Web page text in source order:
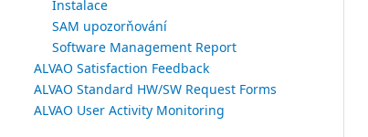
Instalace
SAM upozorňování
Software Management Report
ALVAO Satisfaction Feedback
ALVAO Standard HW/SW Request Forms
ALVAO User Activity Monitoring